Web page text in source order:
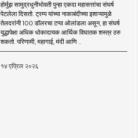
होर्मुझ सामुद्रधुनीभोवती पुन्हा एकदा महासत्तांचा संघर्ष
पेटलेला दिसतो. ट्रम्प यांच्या नाकाबंदीच्या इशाऱ्यामुळे
तेलदरांनी 100 डॉलरचा टप्पा ओलांडला असून, हा संघर्ष
युद्धापेक्षा अधिक धोकादायक आर्थिक विघातक शस्त्र ठरु
शकतो. परिणामी, महागाई, मंदी आणि ..
१४ एप्रिल २०२६